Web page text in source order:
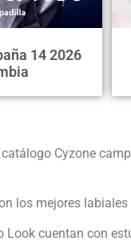
14 2026
Cyzone
los mejores
Look cuentan con